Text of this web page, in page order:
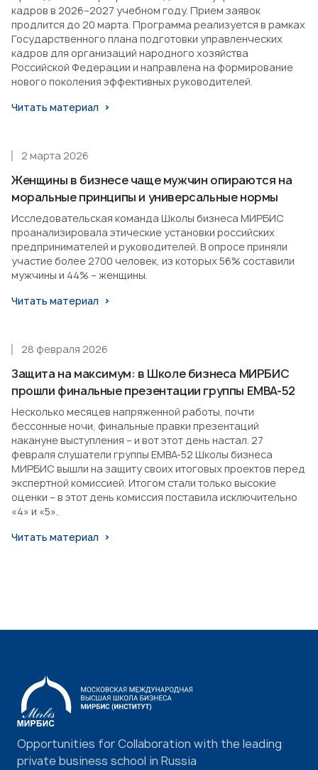
кадров в 2026–2027 учебном году. Прием заявок
продлится до 20 марта. Программа реализуется в рамках
Государственного плана подготовки управленческих
кадров для организаций народного хозяйства
Российской Федерации и направлена на формирование
нового поколения эффективных руководителей.
Читать материал
Женщины в бизнесе чаще мужчин опираются на
моральные принципы и универсальные нормы
2 марта 2026
Исследовательская команда Школы бизнеса МИРБИС
проанализировала этические установки российских
предпринимателей и руководителей. В опросе приняли
участие более 2700 человек, из которых 56% составили
мужчины и 44% – женщины.
Читать материал
Защита на максимум: в Школе бизнеса МИРБИС
прошли финальные презентации группы EMBA-52
28 февраля 2026
Несколько месяцев напряженной работы, почти
бессонные ночи, финальные правки презентаций
накануне выступления – и вот этот день настал. 27
февраля слушатели группы EMBA-52 Школы бизнеса
МИРБИС вышли на защиту своих итоговых проектов перед
экспертной комиссией. Итогом стали только высокие
оценки – в этот день комиссия поставила исключительно
«4» и «5».
Читать материал
Opportunities for Collaboration with the leading
private business school in Russia